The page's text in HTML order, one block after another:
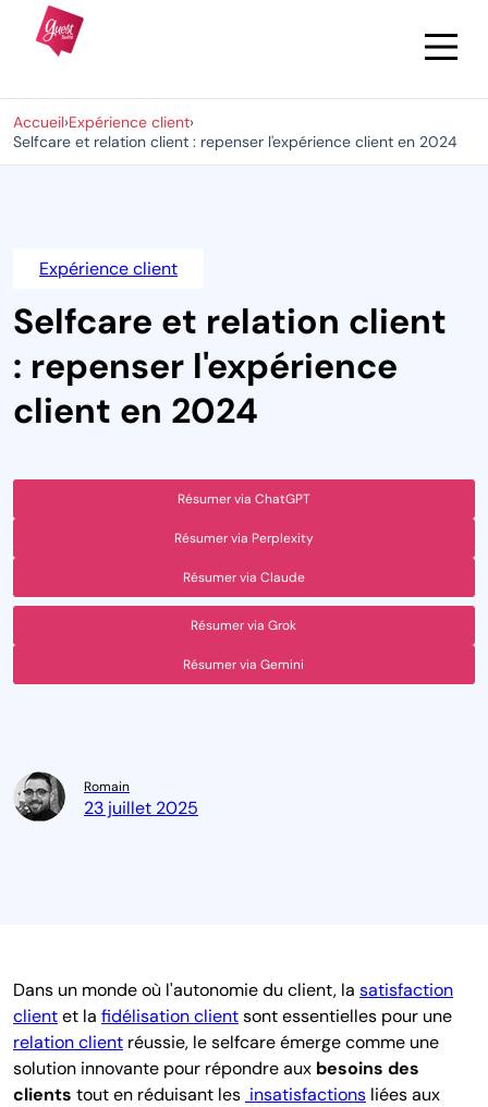
Accueil›Expérience client›
Selfcare et relation client : repenser l'expérience client en 2024
Expérience client
Selfcare et relation client
: repenser l'expérience
client en 2024
Résumer via ChatGPT
Résumer via Perplexity
Résumer via Claude
Résumer via Grok
Résumer via Gemini
Romain
23 juillet 2025
Dans un monde où l'autonomie du client, la satisfaction
clientet la fidélisation clientsont essentielles pour une
relation client réussie, le selfcare émerge comme une
solution innovante pour répondre aux besoins des
clients tout en réduisant les insatisfactions liées aux